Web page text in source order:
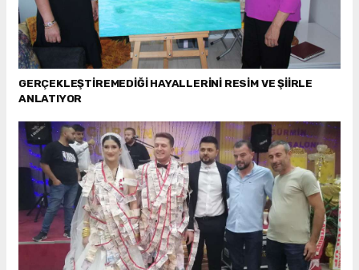
GERÇEKLEŞTİREMEDİĞİ HAYALLERİNİ RESİM VE ŞİİRLE
ANLATIYOR